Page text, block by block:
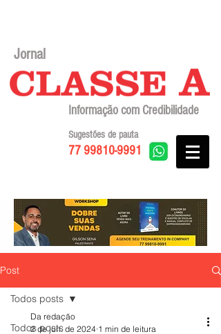
Jornal
Informação com Credibilidade
77 99810-9991
Sugestões de pauta
Post
Todos posts
Todos posts
Da redação
2 de jun. de 2024 1 min de leitura